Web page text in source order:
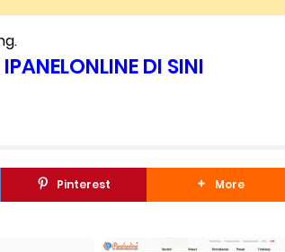
DI SINI
Pinterest More